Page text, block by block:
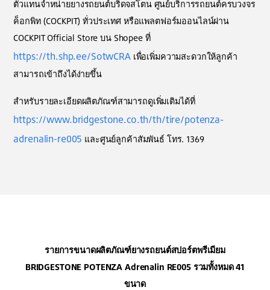
ตัวแทนจำหน่ายยางรถยนต์บริดจสโตน ศูนย์บริการรถยนต์ครบวงจร
ค็อกพิท (COCKPIT) ทั่วประเทศ หรือแพลตฟอร์มออนไลน์ผ่าน
COCKPIT Official Store บน Shopee ที่
https://th.shp.ee/SotwCRA เพื่อเพิ่มความสะดวกให้ลูกค้า
สามารถเข้าถึงได้ง่ายขึ้น
สำหรับรายละเอียดผลิตภัณฑ์สามารถดูเพิ่มเติมได้ที่
https://www.bridgestone.co.th/th/tire/potenza-
adrenalin-re005 และศูนย์ลูกค้าสัมพันธ์ โทร. 1369
รายการขนาดผลิตภัณฑ์ยางรถยนต์สปอร์ตพรีเมียม
BRIDGESTONE POTENZA Adrenalin RE005 รวมทั้งหมด 41
ขนาด